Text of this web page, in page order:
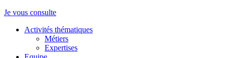
Je vous consulte
Activités thématiques
Métiers
Expertises